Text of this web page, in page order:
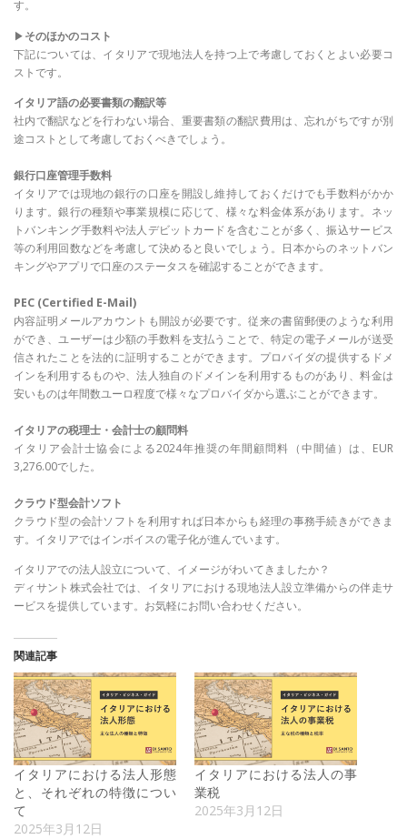
す。
▶そのほかのコスト
下記については、イタリアで現地法人を持つ上で考慮しておくとよい必要コ
ストです。
イタリア語の必要書類の翻訳等
社内で翻訳などを行わない場合、重要書類の翻訳費用は、忘れがちですが別
途コストとして考慮しておくべきでしょう。
銀行口座管理手数料
イタリアでは現地の銀行の口座を開設し維持しておくだけでも手数料がかか
ります。銀行の種類や事業規模に応じて、様々な料金体系があります。ネッ
トバンキング手数料や法人デビットカードを含むことが多く、振込サービス
等の利用回数などを考慮して決めると良いでしょう。日本からのネットバン
キングやアプリで口座のステータスを確認することができます。
PEC (Certified E-Mail)
内容証明メールアカウントも開設が必要です。従来の書留郵便のような利用
ができ、ユーザーは少額の手数料を支払うことで、特定の電子メールが送受
信されたことを法的に証明することができます。プロバイダの提供するドメ
インを利用するものや、法人独自のドメインを利用するものがあり、料金は
安いものは年間数ユーロ程度で様々なプロバイダから選ぶことができます。
イタリアの税理士・会計士の顧問料
イタリア会計士協会による2024年推奨の年間顧問料（中間値）は、EUR
3,276.00でした。
クラウド型会計ソフト
クラウド型の会計ソフトを利用すれば日本からも経理の事務手続きができま
す。イタリアではインボイスの電子化が進んでいます。
イタリアでの法人設立について、イメージがわいてきましたか？
ディサント株式会社では、イタリアにおける現地法人設立準備からの伴走サ
ービスを提供しています。お気軽にお問い合わせください。
関連記事
イタリアにおける法人形態
と、それぞれの特徴につい
て
2025年3月12日
イタリアにおける法人の事
業税
2025年3月12日